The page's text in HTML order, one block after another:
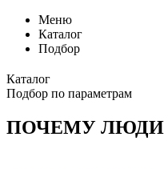
Меню
Каталог
Подбор
Каталог
Подбор по параметрам
ПОЧЕМУ ЛЮДИ